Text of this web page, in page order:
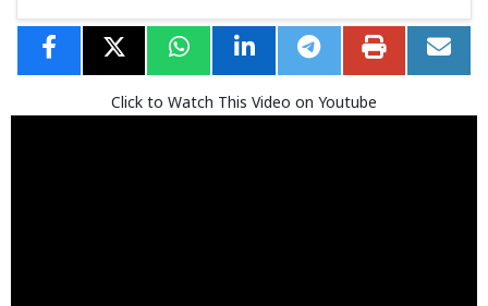
Click to Watch This Video on Youtube